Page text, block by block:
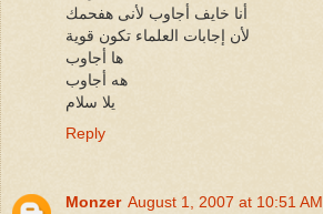
أنا خايف أجاوب لأنى هفحمك
لأن إجابات العلماء تكون قوية
ها أجاوب
هه أجاوب
يلا سلام
Reply
Monzer August 1, 2007 at 10:51 AM